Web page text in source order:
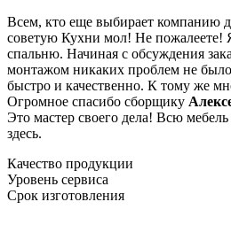
Всем, кто еще выбирает компанию
советую Кухни мол! Не пожалеете!
спальню. Начиная с обсуждения
монтажом никаких проблем не
быстро и качественно. К тому же
Огромное спасибо сборщику
Это мастер своего дела! Всю мебель
здесь.
Качество продукции
Уровень сервиса
Срок изготовления